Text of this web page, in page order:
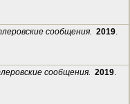
сообщения. 2019.
сообщения. 2019.